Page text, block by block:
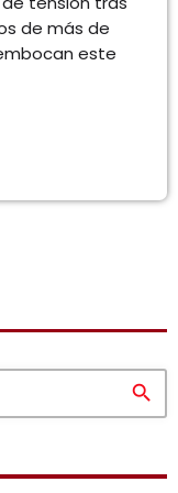
de más de
este
search